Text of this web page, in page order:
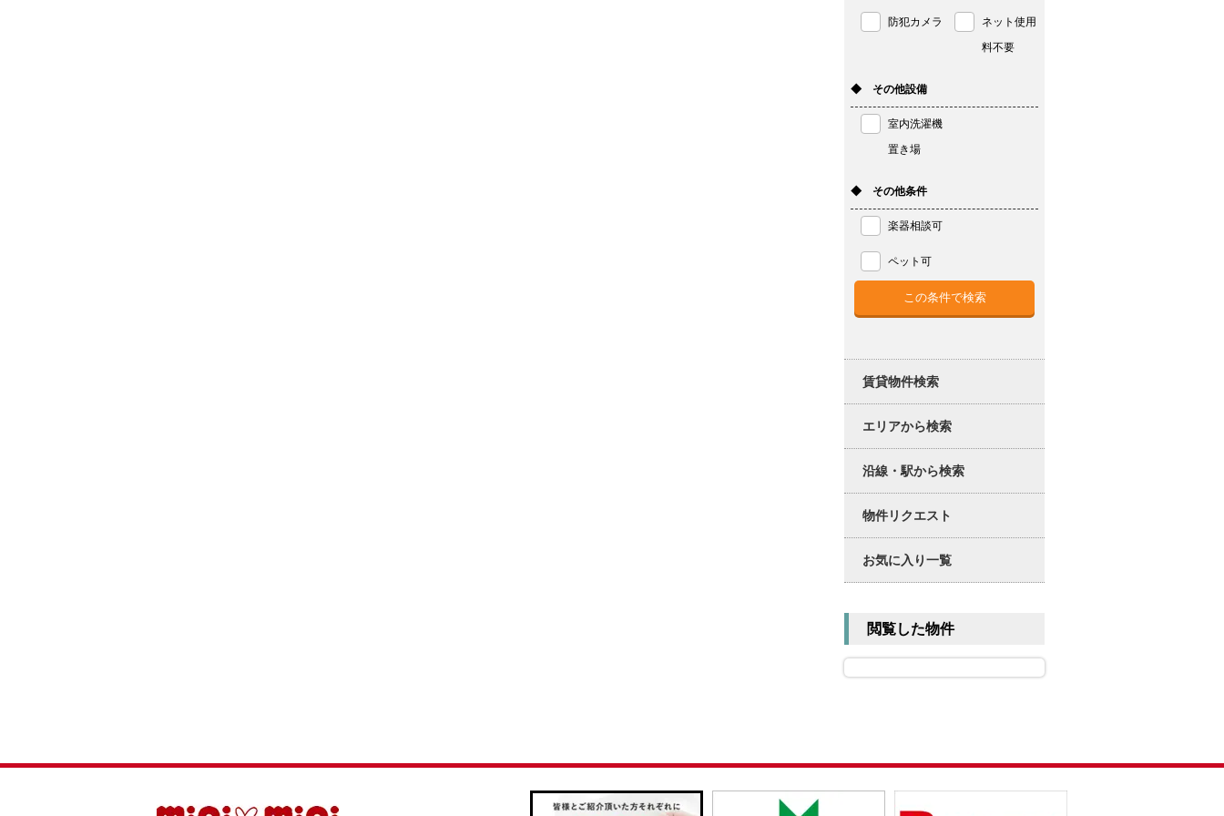
防犯カメラ
ネット使用
料不要
◆ その他設備
室内洗濯機
置き場
◆ その他条件
楽器相談可
ペット可
賃貸物件検索
エリアから検索
沿線・駅から検索
物件リクエスト
お気に入り一覧
閲覧した物件